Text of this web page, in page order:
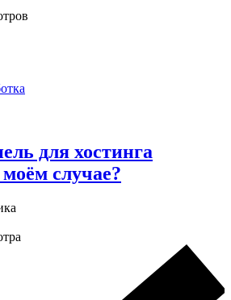
для хостинга
случае?